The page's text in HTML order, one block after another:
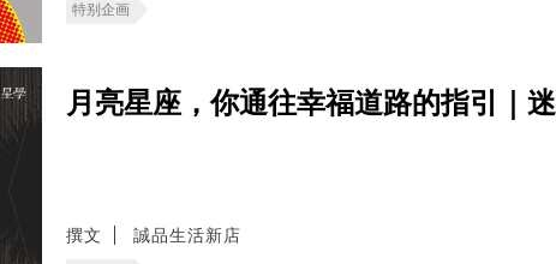
特别企画
月亮星座，你通往幸福道路的指引｜
撰文 誠品生活新店